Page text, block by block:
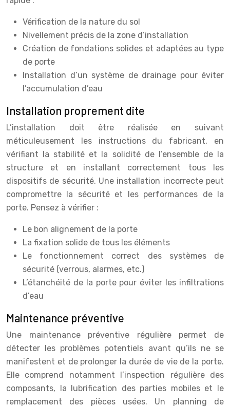
Vérification de la nature du sol
Nivellement précis de la zone d’installation
Création de fondations solides et adaptées au type
de porte
Installation d’un système de drainage pour éviter
l’accumulation d’eau
Installation proprement dite
L’installation doit être réalisée en suivant
méticuleusement les instructions du fabricant, en
vérifiant la stabilité et la solidité de l’ensemble de la
structure et en installant correctement tous les
dispositifs de sécurité. Une installation incorrecte peut
compromettre la sécurité et les performances de la
porte. Pensez à vérifier :
Le bon alignement de la porte
La fixation solide de tous les éléments
Le fonctionnement correct des systèmes de
sécurité (verrous, alarmes, etc.)
L’étanchéité de la porte pour éviter les infiltrations
d’eau
Maintenance préventive
Une maintenance préventive régulière permet de
détecter les problèmes potentiels avant qu’ils ne se
manifestent et de prolonger la durée de vie de la porte.
Elle comprend notamment l’inspection régulière des
composants, la lubrification des parties mobiles et le
remplacement des pièces usées. Un planning de